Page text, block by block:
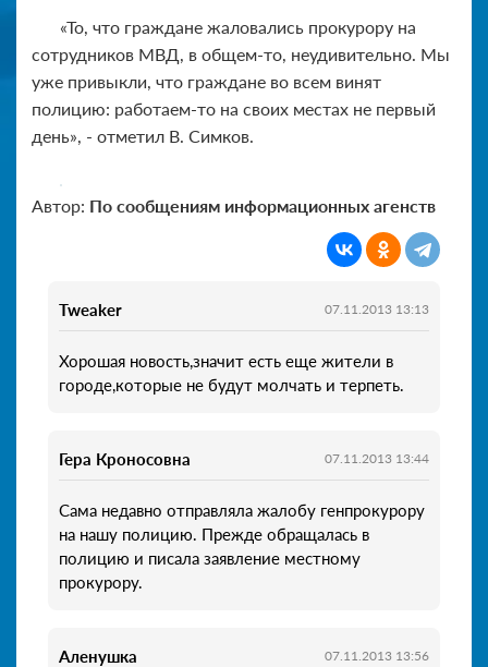
«То, что граждане жаловались прокурору на
сотрудников МВД, в общем-то, неудивительно. Мы
уже привыкли, что граждане во всем винят
полицию: работаем-то на своих местах не первый
день», - отметил В. Симков.
Автор: По сообщениям информационных агенств
Tweaker 07.11.2013 13:13
Хорошая новость,значит есть еще жители в
городе,которые не будут молчать и терпеть.
Гера Кроносовна 07.11.2013 13:44
Сама недавно отправляла жалобу генпрокурору
на нашу полицию. Прежде обращалась в
полицию и писала заявление местному
прокурору.
Аленушка 07.11.2013 13:56